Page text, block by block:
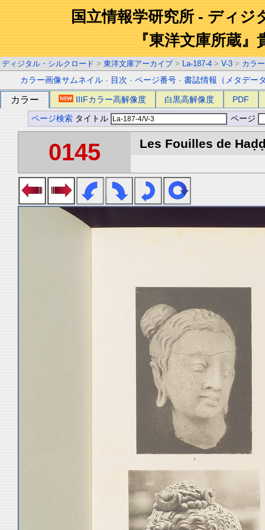
国立情報学研究所 - ディジ
『東洋文庫所蔵』
ディジタル・シルクロード > 東洋文庫アーカイブ > La-187-4 > V-3 > カラ
カラー画像サムネイル - 目次 -ページ番号 -書誌情報（メタデー
カラー IIIFカラー高解像度 白黒高解像度 PDF
ページ検索 タイトル ページ
0145 Les Fouilles de